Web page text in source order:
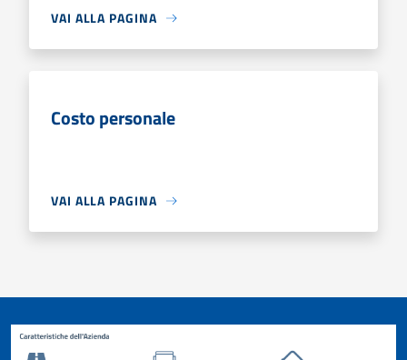
VAI ALLA PAGINA
Costo personale
VAI ALLA PAGINA